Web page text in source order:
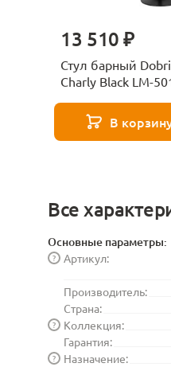
13 510 ₽
Стул барный
Charly Black LM-
12056
В
Все
Основные параметры:
Артикул:
?
Производитель:
Страна:
Коллекция:
?
Гарантия:
Назначение:
?